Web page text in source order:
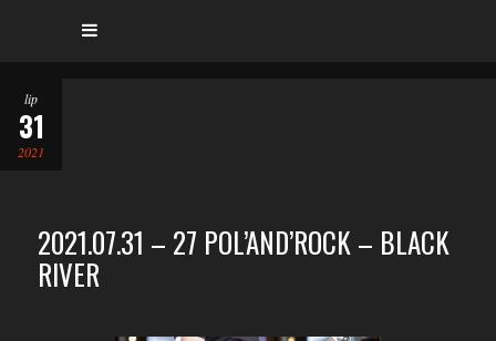
lip
31
2021
2021.07.31 – 27 POL’AND’ROCK – BLACK
RIVER